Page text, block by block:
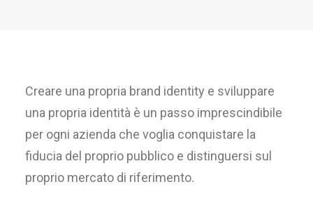
Creare una propria brand identity e sviluppare
una propria identità è un passo imprescindibile
per ogni azienda che voglia conquistare la
fiducia del proprio pubblico e distinguersi sul
proprio mercato di riferimento.